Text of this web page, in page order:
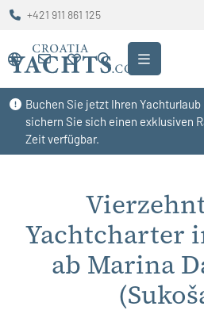
Buchen Sie jetzt Ihren
sichern Sie sich einen exklusiven
Zeit verfügbar.
+421 911 861 125
Yachtcharter
ab Marina